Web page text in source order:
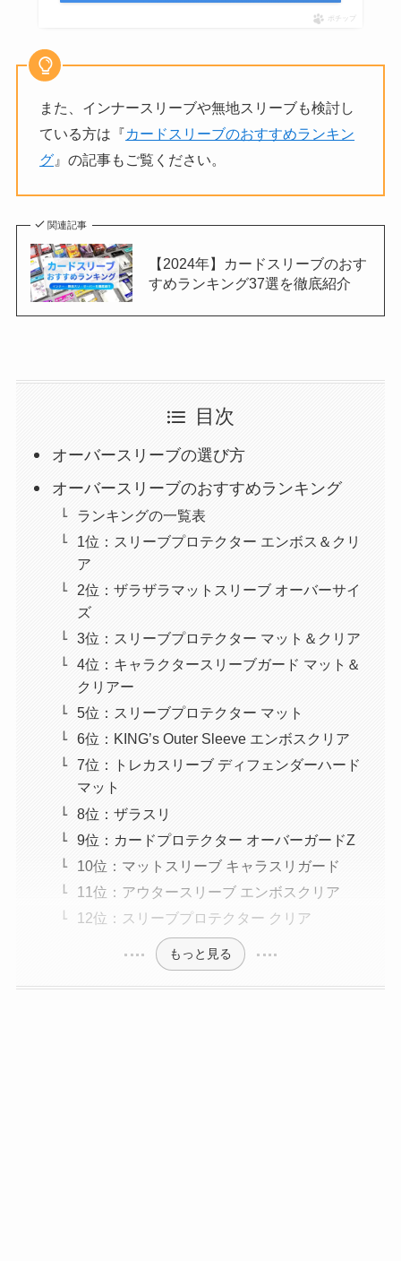
ポチップ
また、インナースリーブや無地スリーブも検討し
ている方は『カードスリーブのおすすめランキン
グ 』の記事もご覧ください。
関連記事
【2024年】カードスリーブのおす
すめランキング37選を徹底紹介
目次
オーバースリーブの選び方
オーバースリーブのおすすめランキング
ランキングの一覧表
1位：スリーブプロテクター エンボス＆クリ
ア
2位：ザラザラマットスリーブ オーバーサイ
ズ
3位：スリーブプロテクター マット＆クリア
4位：キャラクタースリーブガード マット＆
クリアー
5位：スリーブプロテクター マット
6位：KING’s Outer Sleeve エンボスクリア
7位：トレカスリーブ ディフェンダーハード
マット
8位：ザラスリ
9位：カードプロテクター オーバーガードZ
10位：マットスリーブ キャラスリガード
11位：アウタースリーブ エンボスクリア
12位：スリーブプロテクター クリア
もっと見る